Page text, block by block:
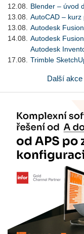
12.08.
Blender – úvod
13.08.
AutoCAD –
13.08.
Autodesk
14.08.
Autodesk
Autodesk
17.08.
Trimble
Další